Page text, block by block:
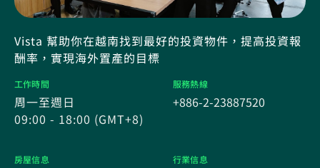
Vista 幫助你在越南找到最好的投資物件，提高投資報
酬率，實現海外置產的目標
工作時間
周一至週日
09:00 - 18:00 (GMT+8)
服務熱線
+886-2-23887520
房屋信息 行業信息